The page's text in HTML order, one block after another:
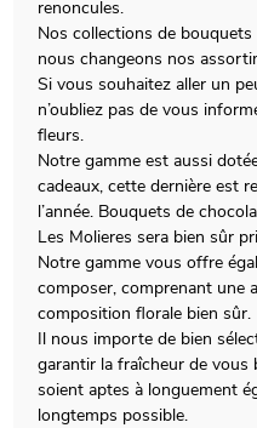
renoncules.
Nos collections de
nous changeons nos
Si vous souhaitez aller un
n’oubliez pas de vous
fleurs.
Notre gamme est aussi
cadeaux, cette dernière est
l’année. Bouquets de
Les Molieres sera bien sûr
Notre gamme vous offre
composer, comprenant une
composition florale bien sûr.
Il nous importe de bien
garantir la fraîcheur de
soient aptes à longuement
longtemps possible.